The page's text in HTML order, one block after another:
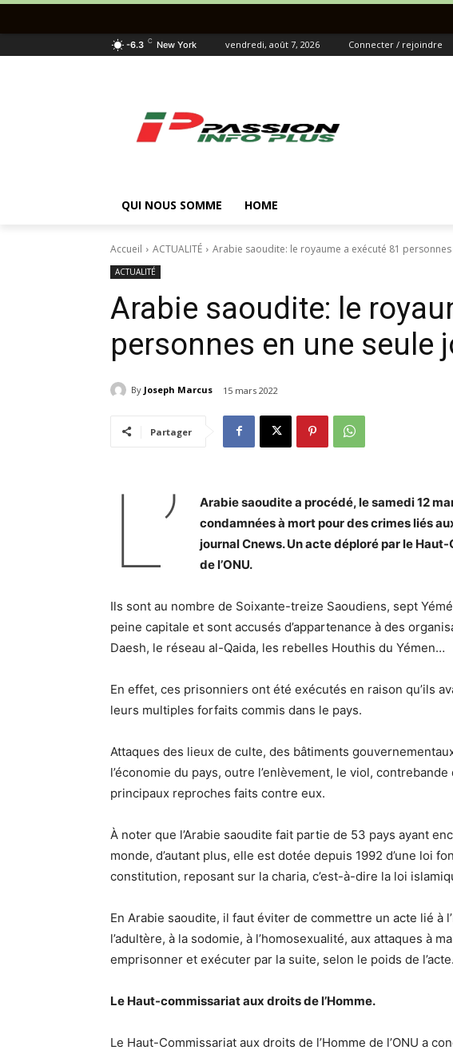
-6.3 C New York vendredi, août 7, 2026 Connecter / rejoindre
QUI NOUS SOMME HOME
Accueil ACTUALITÉ Arabie saoudite: le royaume a exécuté 81
ACTUALITÉ
Arabie saoudite: le
personnes en une seule
By Joseph Marcus 15 mars 2022
Partager
L’
Arabie saoudite a procédé, le samedi 12
condamnées à mort pour des crimes liés
journal Cnews. Un acte déploré par le
de l’ONU.
Ils sont au nombre de Soixante-treize Saoudiens, sept
peine capitale et sont accusés d’appartenance à des
Daesh, le réseau al-Qaida, les rebelles Houthis du Yémen…
En effet, ces prisonniers ont été exécutés en raison qu’ils
leurs multiples forfaits commis dans le pays.
Attaques des lieux de culte, des bâtiments
l’économie du pays, outre l’enlèvement, le viol,
principaux reproches faits contre eux.
À noter que l’Arabie saoudite fait partie de 53 pays ayant
monde, d’autant plus, elle est dotée depuis 1992 d’une loi
constitution, reposant sur la charia, c’est-à-dire la loi
En Arabie saoudite, il faut éviter de commettre un acte lié à
l’adultère, à la sodomie, à l’homosexualité, aux attaques à
emprisonner et exécuter par la suite, selon le poids de l’acte.
Le Haut-commissariat aux droits de l’Homme.
Le Haut-Commissariat aux droits de l’Homme de l’ONU a